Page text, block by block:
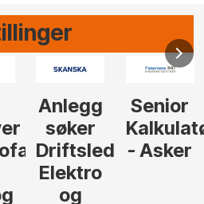
Senior
Tilbudsleder
Anlegg
- Oslo